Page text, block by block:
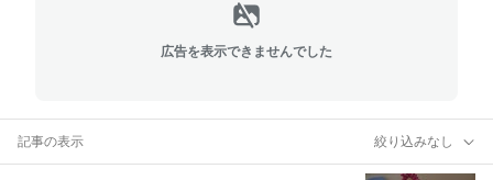
広告を表示できませんでした
記事の表示 絞り込みなし